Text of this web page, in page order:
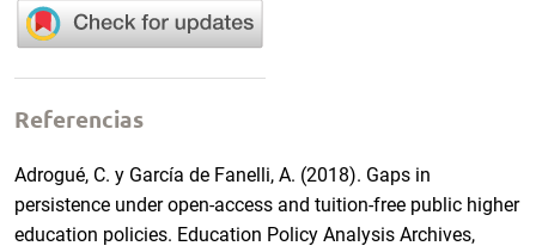
Referencias
Adrogué, C. y García de Fanelli, A. (2018). Gaps in
persistence under open-access and tuition-free public higher
education policies. Education Policy Analysis Archives,